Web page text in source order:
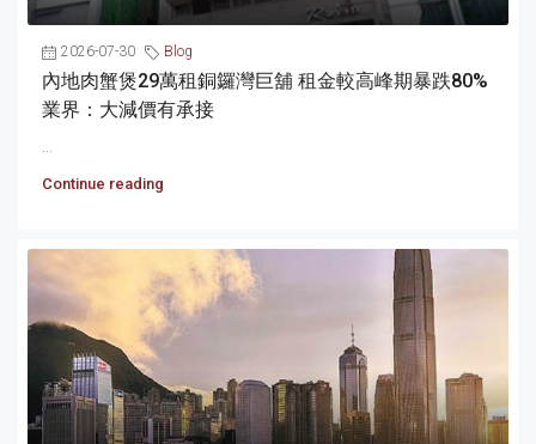
2026-07-30 Blog
內地肉蟹煲29萬租銅鑼灣巨舖 租金較高峰期暴跌80%
業界：大減價有承接
...
Continue reading